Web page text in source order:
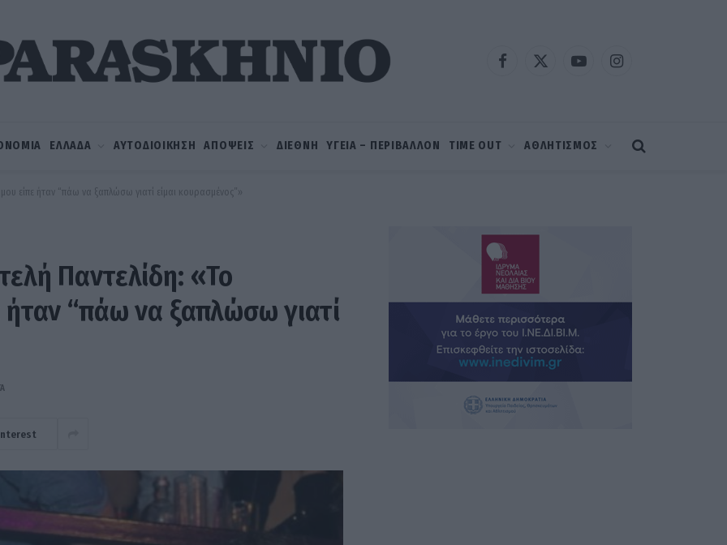
Facebook
X
YouTubeInstagram
ΕΛΛΑΔΑ ΑΥΤΟΔΙΟΙΚΗΣΗ ΑΠΟΨΕΙΣ ΔΙΕΘΝΗ ΥΓΕΙΑ – ΠΕΡΙΒΑΛΛΟΝ TIME OUT ΑΘΛΗΤΙΣΜΟΣ
είπε ήταν “πάω να ξαπλώσω γιατί είμαι κουρασμένος”»
Παντελίδη: «Το
ήταν “πάω να ξαπλώσω γιατί